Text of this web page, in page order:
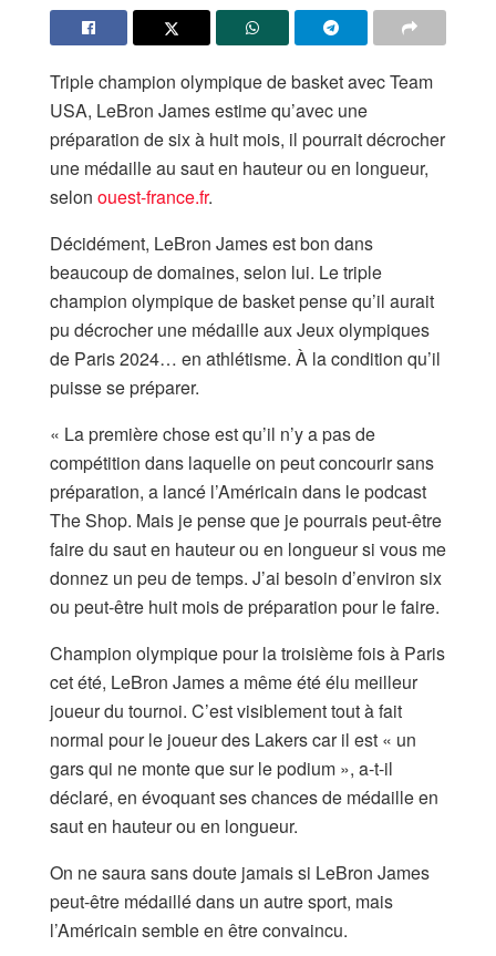
Triple champion olympique de basket avec Team
USA, LeBron James estime qu’avec une
préparation de six à huit mois, il pourrait décrocher
une médaille au saut en hauteur ou en longueur,
selon ouest-france.fr.
Décidément, LeBron James est bon dans
beaucoup de domaines, selon lui. Le triple
champion olympique de basket pense qu’il aurait
pu décrocher une médaille aux Jeux olympiques
de Paris 2024… en athlétisme. À la condition qu’il
puisse se préparer.
« La première chose est qu’il n’y a pas de
compétition dans laquelle on peut concourir sans
préparation, a lancé l’Américain dans le podcast
The Shop. Mais je pense que je pourrais peut-être
faire du saut en hauteur ou en longueur si vous me
donnez un peu de temps. J’ai besoin d’environ six
ou peut-être huit mois de préparation pour le faire.
Champion olympique pour la troisième fois à Paris
cet été, LeBron James a même été élu meilleur
joueur du tournoi. C’est visiblement tout à fait
normal pour le joueur des Lakers car il est « un
gars qui ne monte que sur le podium », a-t-il
déclaré, en évoquant ses chances de médaille en
saut en hauteur ou en longueur.
On ne saura sans doute jamais si LeBron James
peut-être médaillé dans un autre sport, mais
l’Américain semble en être convaincu.